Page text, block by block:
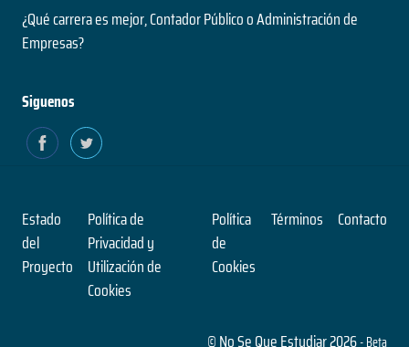
Ingeniería Civil en Informática
Duración
Grado
Nivel
Ingeniería Civil en Obras Civiles
Nivel
Presencial
Paleontología
2 años
Magíster
Nivel
Presencial
Modalidad
Pensamiento Contemporáneo
¿Qué carrera es mejor, Contador Público o Administración de
Empresas?
Siguenos
Estado
del
Proyecto
Política de
Privacidad y
Utilización de
Cookies
Política
de
Cookies
Términos Contacto
© No Se Que Estudiar 2026- Beta